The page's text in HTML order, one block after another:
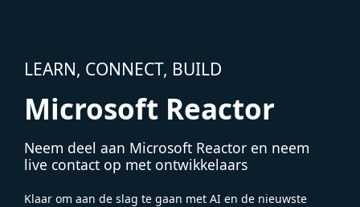
LEARN, CONNECT, BUILD
Microsoft Reactor
Neem deel aan Microsoft Reactor en neem
live contact op met ontwikkelaars
Klaar om aan de slag te gaan met AI en de nieuwste